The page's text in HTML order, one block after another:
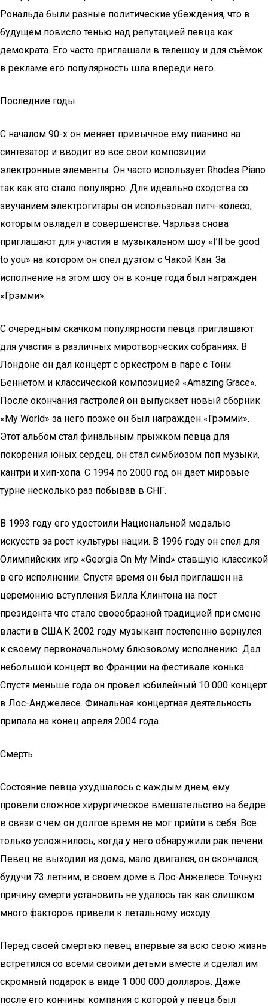
Рональда были разные политические убеждения, что в
будущем повисло тенью над репутацией певца как
демократа. Его часто приглашали в телешоу и для съёмок
в рекламе его популярность шла впереди него.
Последние годы
С началом 90-х он меняет привычное ему пианино на
синтезатор и вводит во все свои композиции
электронные элементы. Он часто использует Rhodes Piano
так как это стало популярно. Для идеально сходства со
звучанием электрогитары он использовал питч-колесо,
которым овладел в совершенстве. Чарльза снова
приглашают для участия в музыкальном шоу «I’ll be good
to you» на котором он спел дуэтом с Чакой Кан. За
исполнение на этом шоу он в конце года был награжден
«Грэмми».
С очередным скачком популярности певца приглашают
для участия в различных миротворческих собраниях. В
Лондоне он дал концерт с оркестром в паре с Тони
Беннетом и классической композицией «Amazing Grace».
После окончания гастролей он выпускает новый сборник
«My World» за него позже он был награжден «Грэмми».
Этот альбом стал финальным прыжком певца для
покорения юных сердец, он стал симбиозом поп музыки,
кантри и хип-хопа. С 1994 по 2000 год он дает мировые
турне несколько раз побывав в СНГ.
В 1993 году его удостоили Национальной медалью
искусств за рост культуры нации. В 1996 году он спел для
Олимпийских игр «Georgia On My Mind» ставшую классикой
в его исполнении. Спустя время он был приглашен на
церемонию вступления Билла Клинтона на пост
президента что стало своеобразной традицией при смене
власти в США.К 2002 году музыкант постепенно вернулся
к своему первоначальному блюзовому исполнению. Дал
небольшой концерт во Франции на фестивале конька.
Спустя меньше года он провел юбилейный 10 000 концерт
в Лос-Анджелесе. Финальная концертная деятельность
припала на конец апреля 2004 года.
Смерть
Состояние певца ухудшалось с каждым днем, ему
провели сложное хирургическое вмешательство на бедре
в связи с чем он долгое время не мог прийти в себя. Все
только усложнилось, когда у него обнаружили рак печени.
Певец не выходил из дома, мало двигался, он скончался,
будучи 73 летним, в своем доме в Лос-Анжелесе. Точную
причину смерти установить не удалось так как слишком
много факторов привели к летальному исходу.
Перед своей смертью певец впервые за всю свою жизнь
встретился со всеми своими детьми вместе и сделал им
скромный подарок в виде 1 000 000 долларов. Даже
после его кончины компания с которой у певца был